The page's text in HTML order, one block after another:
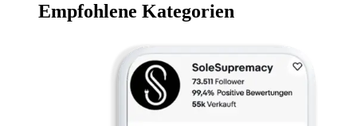
Empfohlene Kategorien